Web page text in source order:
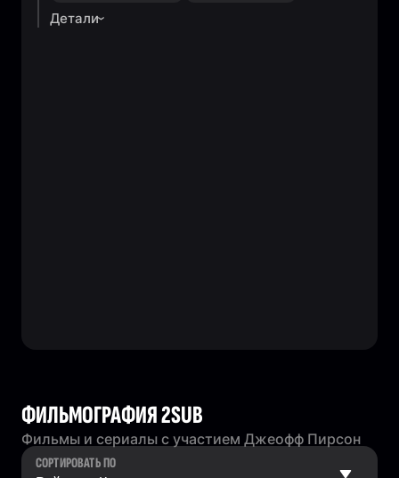
Детали
ФИЛЬМОГРАФИЯ 2SUB
Фильмы и сериалы с участием Джеофф Пирсон
СОРТИРОВАТЬ ПО